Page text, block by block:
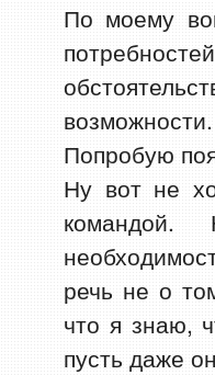
По моему
возможности.
Попробую
Ну вот не
речь не о
что я знаю,
пусть даже